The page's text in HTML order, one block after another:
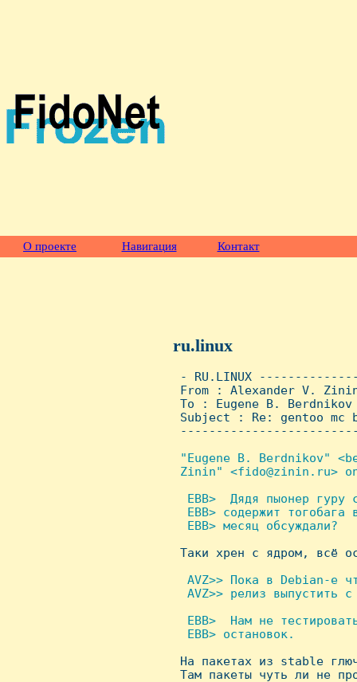
О проекте Навигация Контакт
ru.linux
- RU.LINUX
From : Alexander V.
To : Eugene B. Berdnikov
Subject : Re: gentoo mc
"Eugene B. Berdnikov"
Zinin" <fido@zinin.ru> on
EBB>  Дядя пыонер гуру
EBB> содержит тогобага
  EBB> месяц обсуждали?
Таки хрен с ядром, всё
AVZ>> Пока в Debian-е
AVZ>> релиз выпустить
EBB>  Hам не
  EBB> остановок.
Hа пакетах из stable
Там пакеты чуть ли не